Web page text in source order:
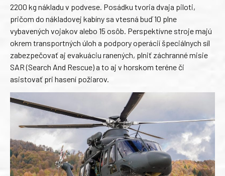
2200 kg nákladu v podvese. Posádku tvoria dvaja piloti,
pričom do nákladovej kabíny sa vtesná buď 10 plne
vybavených vojakov alebo 15 osôb. Perspektívne stroje majú
okrem transportných úloh a podpory operácií špeciálnych síl
zabezpečovať aj evakuáciu ranených, plniť záchranné misie
SAR (Search And Rescue) a to aj v horskom teréne či
asistovať pri hasení požiarov.